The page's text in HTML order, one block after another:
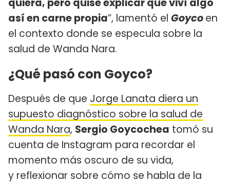
así en carne propia”, lamentó el Goycoen
el contexto donde se especula sobre la
salud de Wanda Nara.
¿Qué pasó con Goyco?
Después de que Jorge Lanata diera un
supuesto diagnóstico sobre la salud de
Wanda Nara, Sergio Goycochea tomó su
cuenta de Instagram para recordar el
momento más oscuro de su vida,
y reflexionar sobre cómo se habla de la